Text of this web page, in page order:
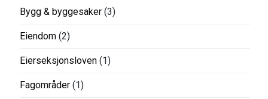
Bygg & byggesaker (3)
Eiendom (2)
Eierseksjonsloven (1)
Fagområder (1)